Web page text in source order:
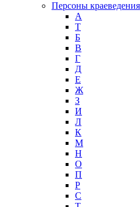
Персоны краеведения
А
T
Б
В
Г
Д
Е
Ж
З
И
Л
К
М
Н
О
П
Р
С